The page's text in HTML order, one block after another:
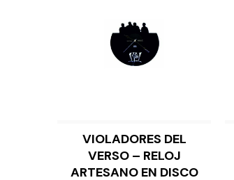
LEER MÁS
VIOLADORES DEL
VERSO – RELOJ
ARTESANO EN DISCO